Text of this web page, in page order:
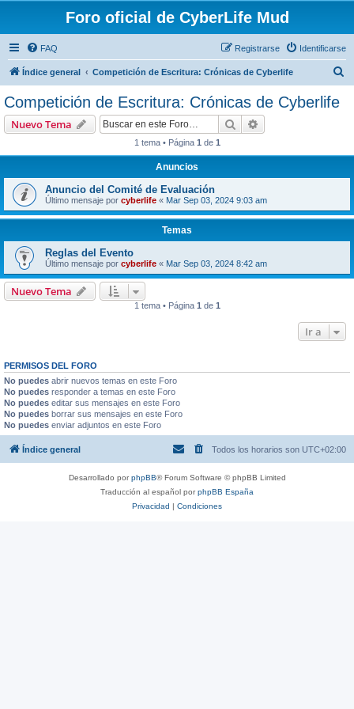
Foro oficial de CyberLife Mud
FAQ Identificarse
Registrarse
Índice general Competición de Escritura: Crónicas de Cyberlife
Competición de Escritura: Crónicas de Cyberlife
Nuevo Tema Buscar
1 tema • Página 1 de 1
Anuncios
Anuncio del Comité de Evaluación
Último mensaje por cyberlife « Mar Sep 03, 2024 9:03 am
Temas
Reglas del Evento
Último mensaje por cyberlife « Mar Sep 03, 2024 8:42 am
Nuevo Tema
1 tema • Página 1 de 1
Ir a
PERMISOS DEL FORO
No puedes abrir nuevos temas en este Foro
No puedes responder a temas en este Foro
No puedes editar sus mensajes en este Foro
No puedes borrar sus mensajes en este Foro
No puedes enviar adjuntos en este Foro
Índice general Todos los horarios son UTC+02:00
Desarrollado porphpBB® Forum Software © phpBB Limited
Traducción al español porphpBB España
Privacidad | Condiciones